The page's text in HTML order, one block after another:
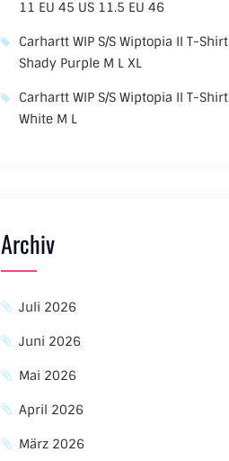
11 EU 45 US 11.5 EU 46
Carhartt WIP S/S Wiptopia II T-Shirt
Shady Purple M L XL
Carhartt WIP S/S Wiptopia II T-Shirt
White M L
Archiv
Juli 2026
Juni 2026
Mai 2026
April 2026
März 2026